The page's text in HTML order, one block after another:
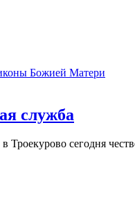
служба
Троекурово сегодня